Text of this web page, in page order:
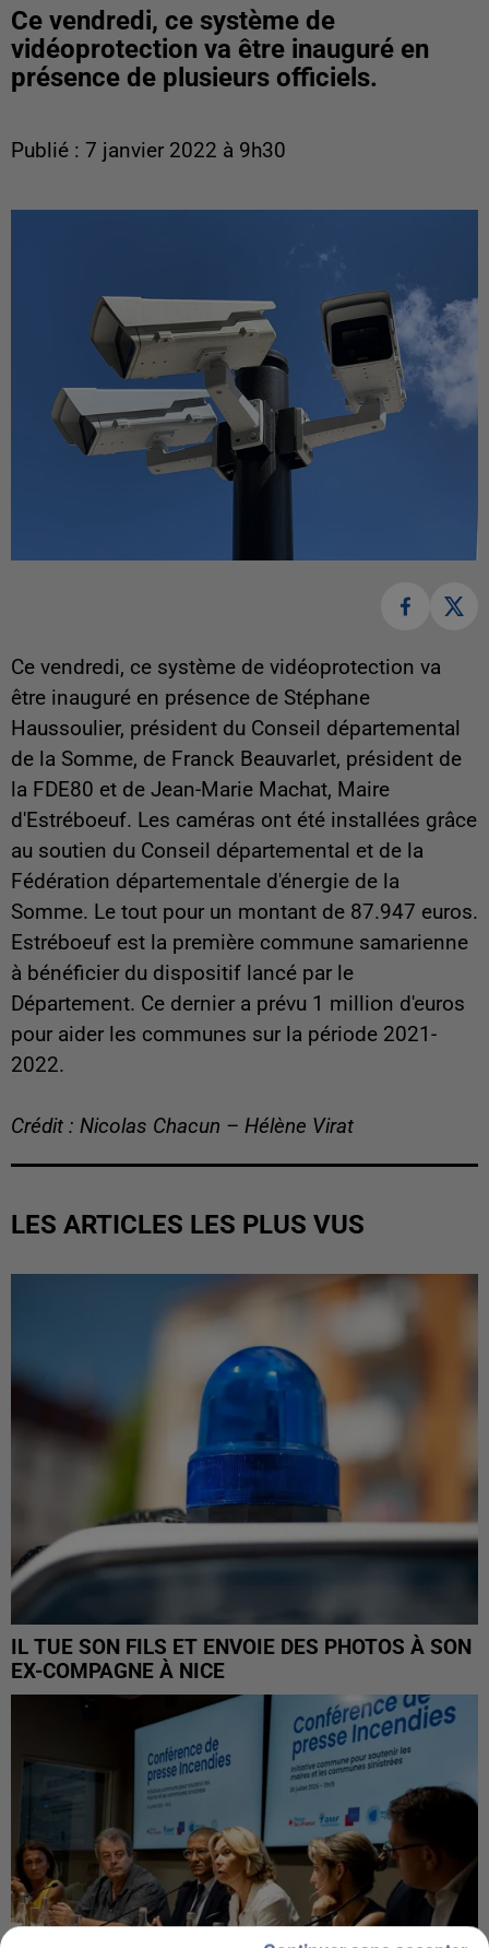
Ce vendredi, ce système de
vidéoprotection va être inauguré en
présence de plusieurs officiels.
Publié : 7 janvier 2022 à 9h30
Ce vendredi, ce système de vidéoprotection va
être inauguré en présence de Stéphane
Haussoulier, président du Conseil départemental
de la Somme, de Franck Beauvarlet, président de
la FDE80 et de Jean-Marie Machat, Maire
d'Estréboeuf. Les caméras ont été installées grâce
au soutien du Conseil départemental et de la
Fédération départementale d'énergie de la
Somme. Le tout pour un montant de 87.947 euros.
Estréboeuf est la première commune samarienne
à bénéficier du dispositif lancé par le
Département. Ce dernier a prévu 1 million d'euros
pour aider les communes sur la période 2021-
2022.
Crédit : Nicolas Chacun – Hélène Virat
LES ARTICLES LES PLUS VUS
IL TUE SON FILS ET ENVOIE DES PHOTOS À SON
EX-COMPAGNE À NICE